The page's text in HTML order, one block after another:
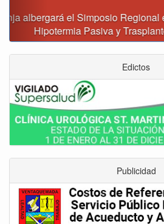
Reporte del tiempo en
Edictos
Publicidad